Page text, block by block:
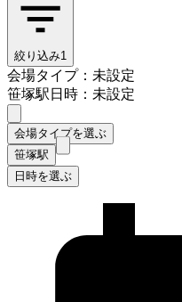
絞り込み1
会場タイプ：未設定
笹塚駅日時：未設定
会場タイプを選ぶ
笹塚駅
日時を選ぶ